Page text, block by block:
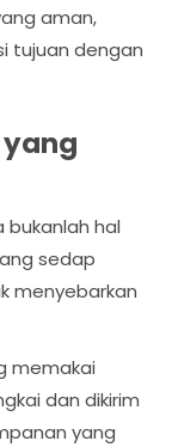
aman,
tujuan dengan
bukanlah hal
sedap
menyebarkan
memakai
dan dikirim
yang